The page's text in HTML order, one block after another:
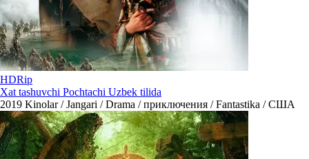
HDRip
Xat tashuvchi Pochtachi Uzbek tilida
2019 Kinolar / Jangari / Drama / приключения / Fantastika / США